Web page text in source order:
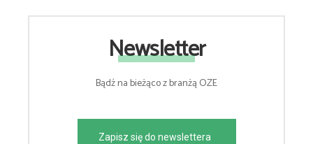
Newsletter
Bądź na bieżąco z branżą OZE
Zapisz się do newslettera